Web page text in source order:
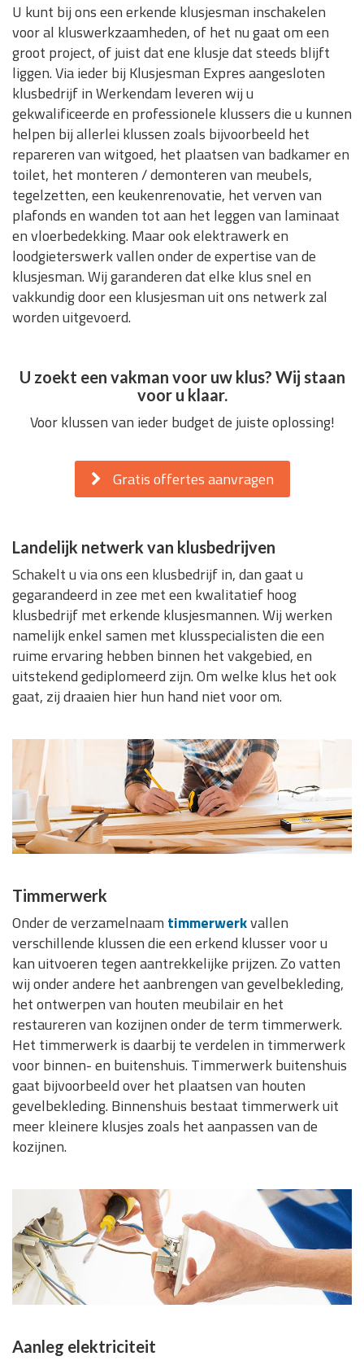
U kunt bij ons een erkende klusjesman inschakelen
voor al kluswerkzaamheden, of het nu gaat om een
groot project, of juist dat ene klusje dat steeds blijft
liggen. Via ieder bij Klusjesman Expres aangesloten
klusbedrijf in Werkendam leveren wij u
gekwalificeerde en professionele klussers die u kunnen
helpen bij allerlei klussen zoals bijvoorbeeld het
repareren van witgoed, het plaatsen van badkamer en
toilet, het monteren / demonteren van meubels,
tegelzetten, een keukenrenovatie, het verven van
plafonds en wanden tot aan het leggen van laminaat
en vloerbedekking. Maar ook elektrawerk en
loodgieterswerk vallen onder de expertise van de
klusjesman. Wij garanderen dat elke klus snel en
vakkundig door een klusjesman uit ons netwerk zal
worden uitgevoerd.
U zoekt een vakman voor uw klus? Wij staan
voor u klaar.
Voor klussen van ieder budget de juiste oplossing!
Gratis offertes aanvragen
Landelijk netwerk van klusbedrijven
Schakelt u via ons een klusbedrijf in, dan gaat u
gegarandeerd in zee met een kwalitatief hoog
klusbedrijf met erkende klusjesmannen. Wij werken
namelijk enkel samen met klusspecialisten die een
ruime ervaring hebben binnen het vakgebied, en
uitstekend gediplomeerd zijn. Om welke klus het ook
gaat, zij draaien hier hun hand niet voor om.
Timmerwerk
Onder de verzamelnaam timmerwerkvallen
verschillende klussen die een erkend klusser voor u
kan uitvoeren tegen aantrekkelijke prijzen. Zo vatten
wij onder andere het aanbrengen van gevelbekleding,
het ontwerpen van houten meubilair en het
restaureren van kozijnen onder de term timmerwerk.
Het timmerwerk is daarbij te verdelen in timmerwerk
voor binnen- en buitenshuis. Timmerwerk buitenshuis
gaat bijvoorbeeld over het plaatsen van houten
gevelbekleding. Binnenshuis bestaat timmerwerk uit
meer kleinere klusjes zoals het aanpassen van de
kozijnen.
Aanleg elektriciteit